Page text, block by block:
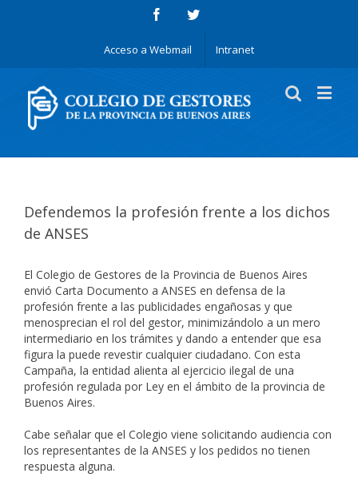
Acceso a Webmail Intranet
Defendemos la profesión frente a los dichos
de ANSES
El Colegio de Gestores de la Provincia de Buenos Aires
envió Carta Documento a ANSES en defensa de la
profesión frente a las publicidades engañosas y que
menosprecian el rol del gestor, minimizándolo a un mero
intermediario en los trámites y dando a entender que esa
figura la puede revestir cualquier ciudadano. Con esta
Campaña, la entidad alienta al ejercicio ilegal de una
profesión regulada por Ley en el ámbito de la provincia de
Buenos Aires.
Cabe señalar que el Colegio viene solicitando audiencia con
los representantes de la ANSES y los pedidos no tienen
respuesta alguna.